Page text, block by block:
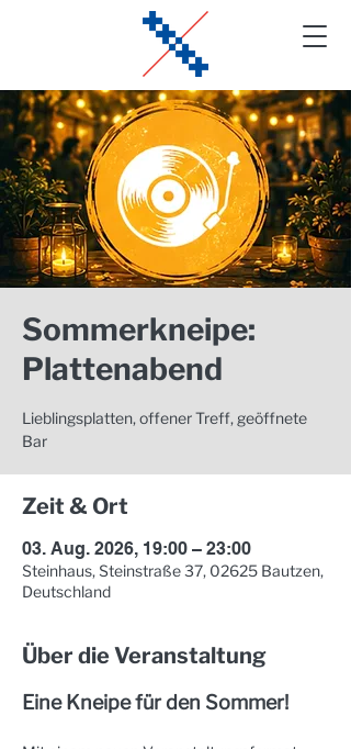
Sommerkneipe:
Plattenabend
Lieblingsplatten, offener Treff, geöffnete
Bar
Zeit & Ort
03. Aug. 2026, 19:00 – 23:00
Steinhaus, Steinstraße 37, 02625 Bautzen,
Deutschland
Über die Veranstaltung
Eine Kneipe für den Sommer!